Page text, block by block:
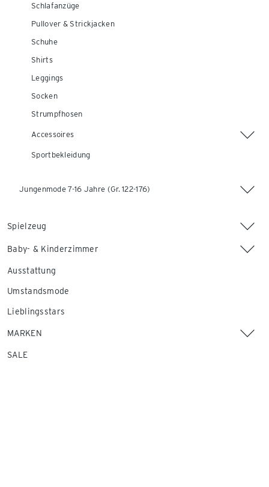
Schlafanzüge
Pullover & Strickjacken
Schuhe
Shirts
Leggings
Socken
Strumpfhosen
Accessoires
Sportbekleidung
Jungenmode 7-16 Jahre (Gr. 122-176)
Spielzeug
Baby- & Kinderzimmer
Ausstattung
Umstandsmode
Lieblingsstars
MARKEN
SALE